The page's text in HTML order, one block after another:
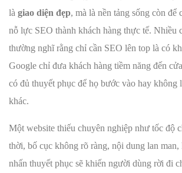
là giao diện đẹp, mà là nền tảng sống còn để
nỗ lực SEO thành khách hàng thực tế. Nhiều
thường nghĩ rằng chỉ cần SEO lên top là có
Google chỉ đưa khách hàng tiềm năng đến
có đủ thuyết phục để họ bước vào hay không
khác.
Một website thiếu chuyên nghiệp như tốc độ
thời, bố cục không rõ ràng, nội dung lan
nhấn thuyết phục sẽ khiến người dùng rời đi